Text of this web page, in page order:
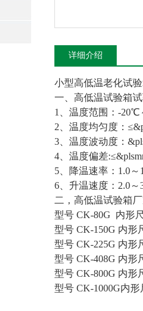
详细介绍
小型高低温老化试
一、高低温试验箱
1、温度范围：-
2、温度均匀度：
3、温度波动度：
4、温度偏差
5、降温速率：1.0
6、升温速度：2.0
二，高低温试验箱
型号 CK-80G 内形
型号 CK-150G 内形
型号 CK-225G 内形
型号 CK-408G 内形
型号 CK-800G 内形
型号 CK-1000G内形